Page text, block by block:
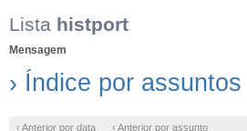
Lista histport
Mensagem
› Índice por assuntos
‹ Anterior por data ‹ Anterior por assunto